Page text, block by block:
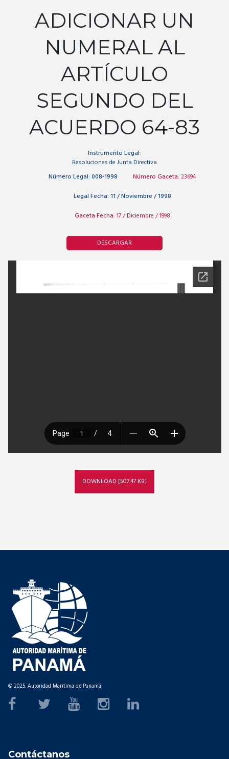
ADICIONAR UN
NUMERAL AL
ARTÍCULO
SEGUNDO DEL
ACUERDO 64-83
Instrumento Legal:
Resoluciones de Junta Directiva
Número Legal: 008-1998 Número Gaceta: 23694
Legal Fecha: 11 / Noviembre / 1998
Gaceta Fecha: 17 / Diciembre / 1998
DESCARGAR
DOWNLOAD [507.47 KB]
© 2025. Autoridad Marítima de Panamá
Contáctanos